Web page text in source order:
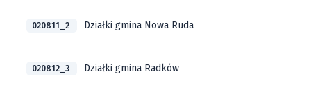
020811_2 Działki gmina Nowa Ruda
020812_3 Działki gmina Radków